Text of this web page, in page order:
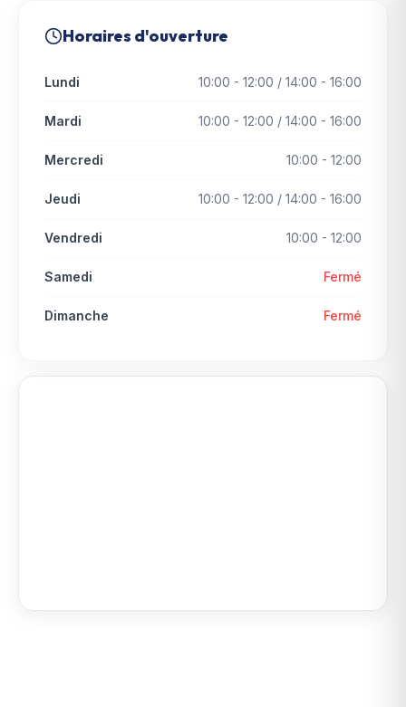
Horaires d'ouverture
Lundi 10:00 - 12:00 / 14:00 - 16:00
Mardi 10:00 - 12:00 / 14:00 - 16:00
Mercredi 10:00 - 12:00
Jeudi 10:00 - 12:00 / 14:00 - 16:00
Vendredi 10:00 - 12:00
Samedi Fermé
Dimanche Fermé